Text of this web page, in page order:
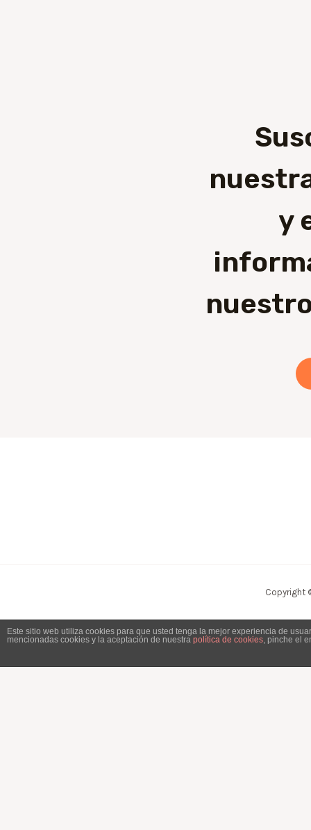
y
Copyright
Este sitio web utiliza cookies para que usted tenga la mejor experiencia de
mencionadas cookies y la aceptación de nuestra política de cookies, pinche el